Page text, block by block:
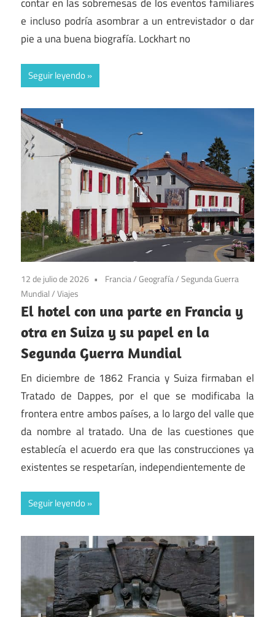
e incluso podría asombrar a un entrevistador o dar
pie a una buena biografía. Lockhart no
Seguir leyendo
12 de julio de 2026 Francia/Geografía/Segunda Guerra
Mundial/Viajes
El hotel con una parte en Francia y
otra en Suiza y su papel en la
Segunda Guerra Mundial
En diciembre de 1862 Francia y Suiza firmaban el
Tratado de Dappes, por el que se modificaba la
frontera entre ambos países, a lo largo del valle que
da nombre al tratado. Una de las cuestiones que
establecía el acuerdo era que las construcciones ya
existentes se respetarían, independientemente de
Seguir leyendo